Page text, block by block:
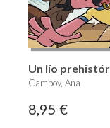
Un lío
Campoy, Ana
8,95 €